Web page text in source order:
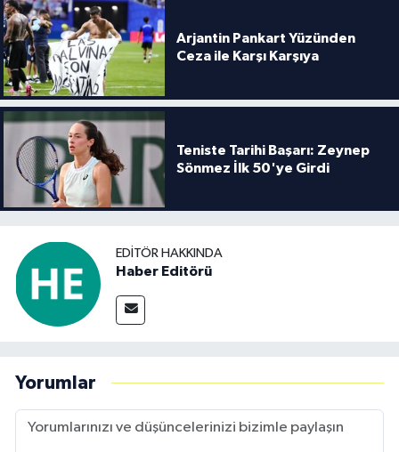
Arjantin Pankart Yüzünden
Ceza ile Karşı Karşıya
Teniste Tarihi Başarı: Zeynep
Sönmez İlk 50'ye Girdi
EDITÖR HAKKINDA
Haber Editörü
Yorumlar